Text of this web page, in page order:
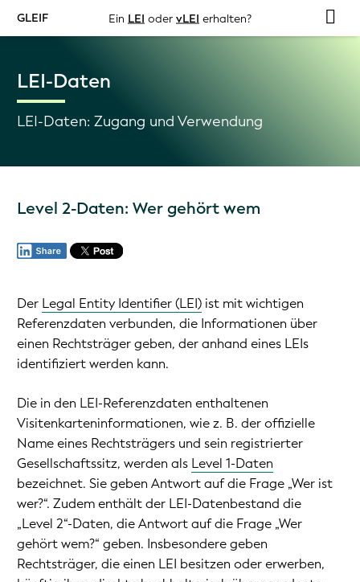
GLEIF Ein LEI oder vLEI erhalten?
LEI-Daten
LEI-Daten: Zugang und Verwendung
Level 2-Daten: Wer gehört wem
Der Legal Entity Identifier (LEI) ist mit wichtigen
Referenzdaten verbunden, die Informationen über
einen Rechtsträger geben, der anhand eines LEIs
identifiziert werden kann.
Die in den LEI-Referenzdaten enthaltenen
Visitenkarteninformationen, wie z. B. der offizielle
Name eines Rechtsträgers und sein registrierter
Gesellschaftssitz, werden als Level 1-Daten
bezeichnet. Sie geben Antwort auf die Frage „Wer ist
wer?“. Zudem enthält der LEI-Datenbestand die
„Level 2“-Daten, die Antwort auf die Frage „Wer
gehört wem?“ geben. Insbesondere geben
Rechtsträger, die einen LEI besitzen oder erwerben,